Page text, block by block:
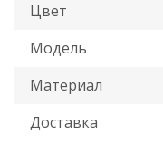
Цвет
Модель
Материал
Доставка